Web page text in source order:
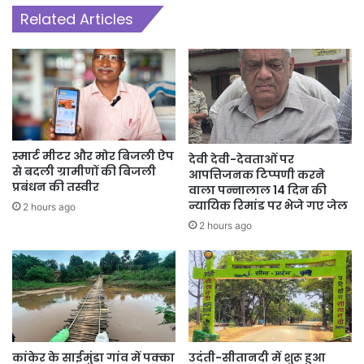
Related Articles
स्मार्ट मीटर और मोर बिजली ऐप
से बदली ग्रामीणों की बिजली
प्रबंधन की तस्वीर
2 hours ago
देवी देवी-देवताओं पर
आपत्तिजनक टिप्पणी करने
वाला पन्नालाल 14 दिन की
न्यायिक रिमांड पर भेजे गए जेल
2 hours ago
कांकेर के साईमुंडा गांव में पक्का उदंती-सीतानदी में शुरू हुआ